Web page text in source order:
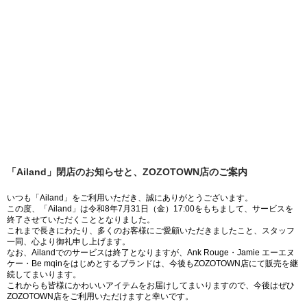
「Ailand」閉店のお知らせと、ZOZOTOWN店のご案内
いつも「Ailand」をご利用いただき、誠にありがとうございます。
この度、「Ailand」は令和8年7月31日（金）17:00をもちまして、サービスを
終了させていただくこととなりました。
これまで長きにわたり、多くのお客様にご愛顧いただきましたこと、スタッフ
一同、心より御礼申し上げます。
なお、Ailandでのサービスは終了となりますが、Ank Rouge・Jamie エーエヌ
ケー・Be mqinをはじめとするブランドは、今後もZOZOTOWN店にて販売を継
続してまいります。
これからも皆様にかわいいアイテムをお届けしてまいりますので、今後はぜひ
ZOZOTOWN店をご利用いただけますと幸いです。